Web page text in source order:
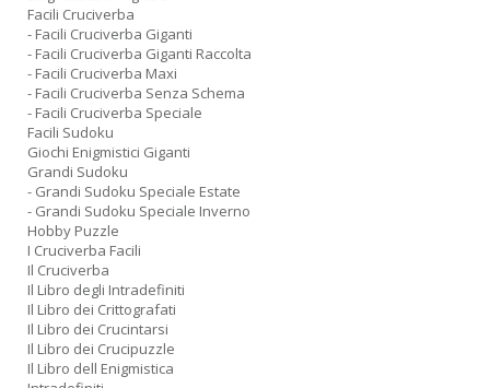
Facili Cruciverba
- Facili Cruciverba Giganti
- Facili Cruciverba Giganti Raccolta
- Facili Cruciverba Maxi
- Facili Cruciverba Senza Schema
- Facili Cruciverba Speciale
Facili Sudoku
Giochi Enigmistici Giganti
Grandi Sudoku
- Grandi Sudoku Speciale Estate
- Grandi Sudoku Speciale Inverno
Hobby Puzzle
I Cruciverba Facili
Il Cruciverba
Il Libro degli Intradefiniti
Il Libro dei Crittografati
Il Libro dei Crucintarsi
Il Libro dei Crucipuzzle
Il Libro dell Enigmistica